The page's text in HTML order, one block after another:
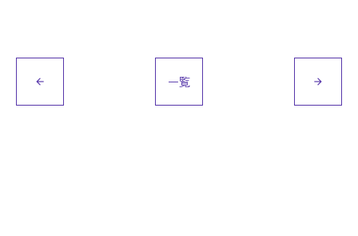
arrow_back 一覧 arrow_forward